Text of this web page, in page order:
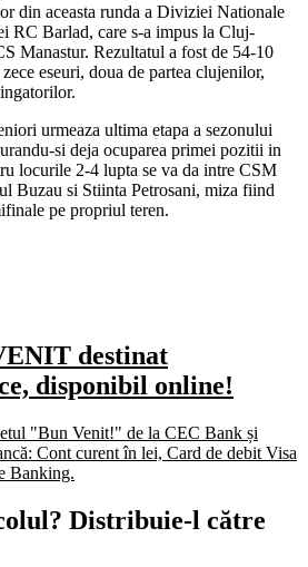
din aceasta runda a Diviziei Nationale
RC Barlad, care s-a impus la Cluj-
Manastur. Rezultatul a fost de 54-10
eseuri, doua de partea clujenilor,
urmeaza ultima etapa a sezonului
si deja ocuparea primei pozitii in
locurile 2-4 lupta se va da intre CSM
Buzau si Stiinta Petrosani, miza fiind
pe propriul teren.
destinat
disponibil online!
"Bun Venit!" de la CEC Bank și
Cont curent în lei, Card de debit Visa
Banking.​
Distribuie-l către